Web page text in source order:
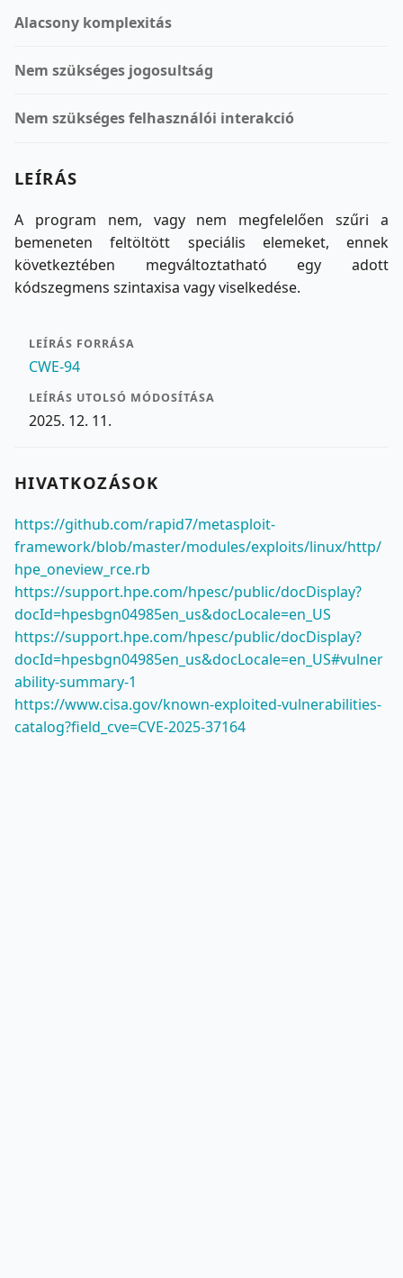
Alacsony komplexitás
Nem szükséges jogosultság
Nem szükséges felhasználói interakció
LEÍRÁS
A program nem, vagy nem megfelelően szűri a
bemeneten feltöltött speciális elemeket, ennek
következtében megváltoztatható egy adott
kódszegmens szintaxisa vagy viselkedése.
LEÍRÁS FORRÁSA
CWE-94
LEÍRÁS UTOLSÓ MÓDOSÍTÁSA
2025. 12. 11.
HIVATKOZÁSOK
https://github.com/rapid7/metasploit-
framework/blob/master/modules/exploits/linux/http/
hpe_oneview_rce.rb
https://support.hpe.com/hpesc/public/docDisplay?
docId=hpesbgn04985en_us&docLocale=en_US
https://support.hpe.com/hpesc/public/docDisplay?
docId=hpesbgn04985en_us&docLocale=en_US#vulner
ability-summary-1
https://www.cisa.gov/known-exploited-vulnerabilities-
catalog?field_cve=CVE-2025-37164